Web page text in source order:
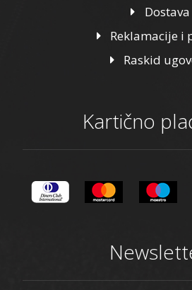
Dostava
Reklamacije i
Raskid
Kartično